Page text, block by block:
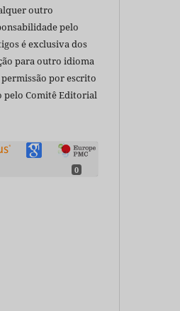
outro
pelo
é exclusiva dos
para outro idioma
por escrito
Comitê Editorial
0